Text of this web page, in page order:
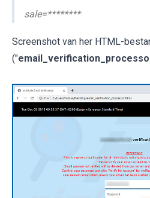
sale=********
Screenshot van her HTML-
("